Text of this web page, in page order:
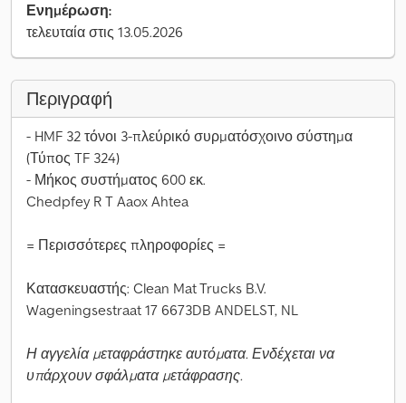
Ενημέρωση:
τελευταία στις 13.05.2026
Περιγραφή
- HMF 32 τόνοι 3-πλεύρικό συρματόσχοινο σύστημα
(Τύπος TF 324)
- Μήκος συστήματος 600 εκ.
Chedpfey R T Aaox Ahtea
= Περισσότερες πληροφορίες =
Κατασκευαστής: Clean Mat Trucks B.V.
Wageningsestraat 17 6673DB ANDELST, NL
Η αγγελία μεταφράστηκε αυτόματα. Ενδέχεται να
υπάρχουν σφάλματα μετάφρασης.